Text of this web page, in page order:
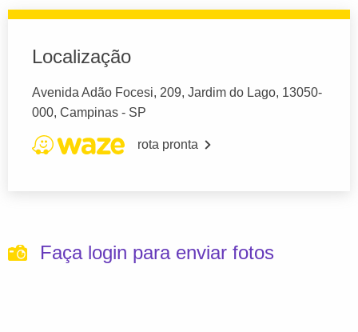
Localização
Avenida Adão Focesi, 209, Jardim do Lago, 13050-
000, Campinas - SP
rota pronta
Faça login para enviar fotos